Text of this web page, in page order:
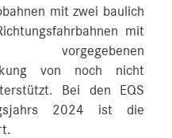
mit zwei baulich
mit
von noch nicht
Bei den EQS
2024 ist die